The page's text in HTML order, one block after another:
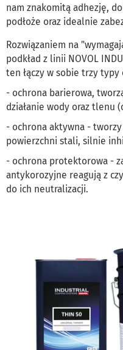
nam znakomitą adhezję,
podłoże oraz idealnie
Rozwiązaniem na
podkład z linii NOVOL
ten łączy w sobie trzy typy
- ochrona barierowa,
działanie wody oraz tlenu
- ochrona aktywna -
powierzchni stali, silnie
- ochrona protektorowa -
antykorozyjne reagują z
do ich neutralizacji.